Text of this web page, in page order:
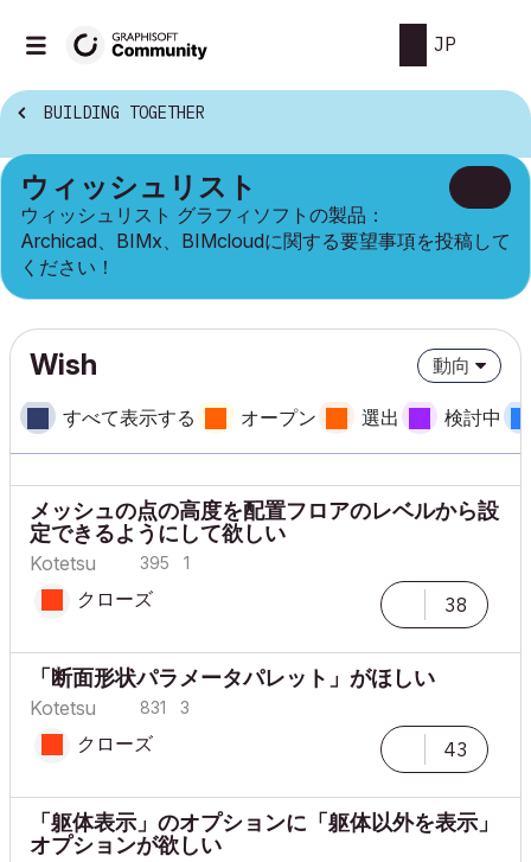
JP
BUILDING TOGETHER
ウィッシュリスト
ウィッシュリスト グラフィソフトの製品：
Archicad、BIMx、BIMcloudに関する要望事項を投稿して
ください！
Wish 動向
すべて表示する オープン 選出 検討中
メッシュの点の高度を配置フロアのレベルから設
定できるようにして欲しい
Kotetsu 395 1
クローズ 38
「断面形状パラメータパレット」がほしい
Kotetsu 831 3
クローズ 43
「躯体表示」のオプションに「躯体以外を表示」
オプションが欲しい